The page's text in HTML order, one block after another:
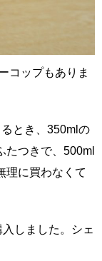
コップもありま
とき、350mlの
たつきで、500ml
理に買わなくて
しました。シェ